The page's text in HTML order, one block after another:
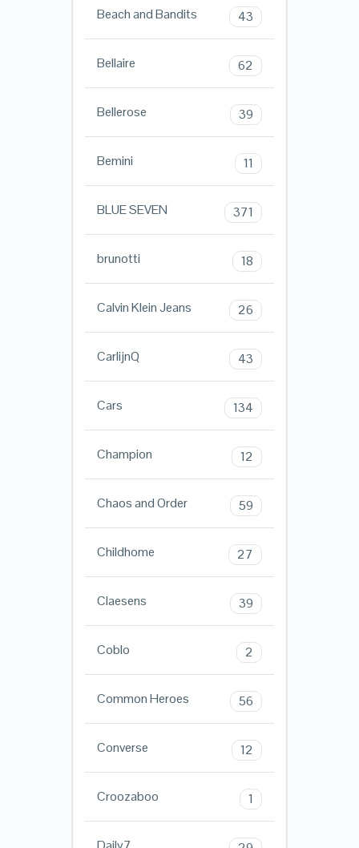
Beach and Bandits 43
Bellaire 62
Bellerose 39
Bemini 11
BLUE SEVEN 371
brunotti 18
Calvin Klein Jeans 26
CarlijnQ 43
Cars 134
Champion 12
Chaos and Order 59
Childhome 27
Claesens 39
Coblo 2
Common Heroes 56
Converse 12
Croozaboo 1